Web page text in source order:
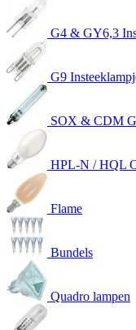
G4 & GY6,3
G9
SOX & CDM
HPL-N / HQL
Flame
Bundels
Quadro lampen